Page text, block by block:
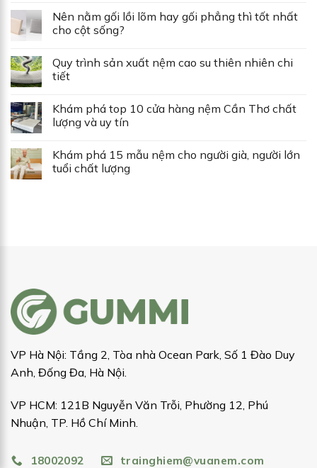
Nên nằm gối lồi lõm hay gối phẳng thì tốt nhất
cho cột sống?
Quy trình sản xuất nệm cao su thiên nhiên chi
tiết
Khám phá top 10 cửa hàng nệm Cần Thơ chất
lượng và uy tín
Khám phá 15 mẫu nệm cho người già, người lớn
tuổi chất lượng
VP Hà Nội: Tầng 2, Tòa nhà Ocean Park, Số 1 Đào Duy
Anh, Đống Đa, Hà Nội.
VP HCM: 121B Nguyễn Văn Trỗi, Phường 12, Phú
Nhuận, TP. Hồ Chí Minh.
18002092 trainghiem@vuanem.com